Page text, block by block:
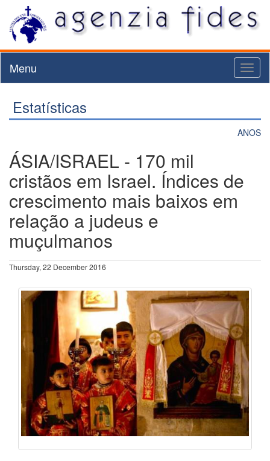
Menu
Estatísticas
ANOS
ÁSIA/ISRAEL - 170 mil
cristãos em Israel. Índices de
crescimento mais baixos em
relação a judeus e
muçulmanos
Thursday, 22 December 2016